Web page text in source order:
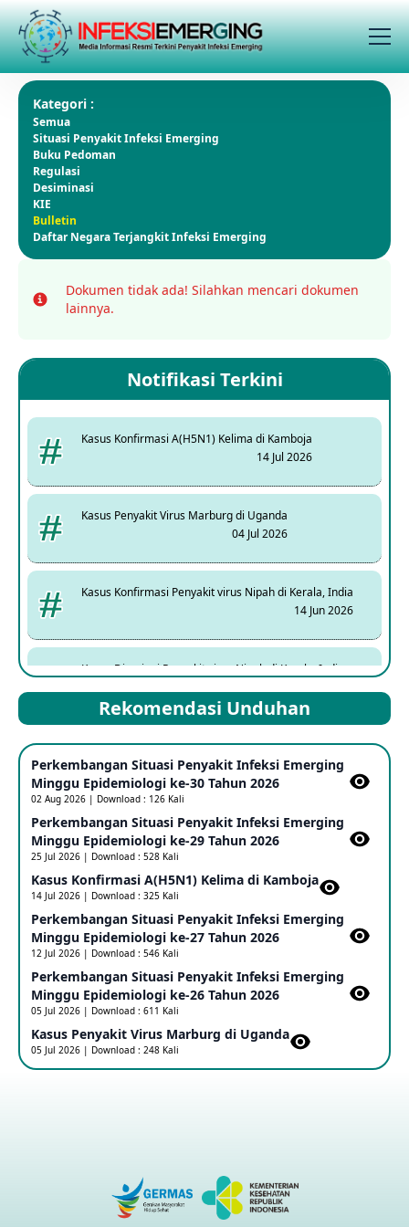
Kategori :
Semua
Situasi Penyakit Infeksi Emerging
Buku Pedoman
Regulasi
Desiminasi
KIE
Bulletin
Daftar Negara Terjangkit Infeksi Emerging
Info
Dokumen tidak ada! Silahkan mencari dokumen
lainnya.
Notifikasi Terkini
Kasus Konfirmasi A(H5N1) Kelima di Kamboja
14 Jul 2026
Kasus Penyakit Virus Marburg di Uganda
04 Jul 2026
Kasus Konfirmasi Penyakit virus Nipah di Kerala, India
14 Jun 2026
Kasus Dicurigai Penyakit virus Nipah di Kerala, India
Mpox Clade 1b di Taiwan
25 May 2026
Update Informasi PHEIC Penyakit Ebola
23 May 2026
Penetapan Outbreak Penyakit Ebola di RD Kongo dan
Uganda Sebagai PHEIC
17 May 2026
Outbreak Penyakti Ebola di RD Kongo
16 May 2026
Kasus Konfirmasi A(H5NN6) di Cina
Penyakit virus Hanta di Kapal Pesiar Keberangkatan
Rekomendasi Unduhan
Perkembangan Situasi Penyakit Infeksi Emerging
Minggu Epidemiologi ke-30 Tahun 2026
02 Aug 2026 | Download : 126 Kali
Perkembangan Situasi Penyakit Infeksi Emerging
Minggu Epidemiologi ke-29 Tahun 2026
25 Jul 2026 | Download : 528 Kali
Kasus Konfirmasi A(H5N1) Kelima di Kamboja​
14 Jul 2026 | Download : 325 Kali
Perkembangan Situasi Penyakit Infeksi Emerging
Minggu Epidemiologi ke-27 Tahun 2026
12 Jul 2026 | Download : 546 Kali
Perkembangan Situasi Penyakit Infeksi Emerging
Minggu Epidemiologi ke-26 Tahun 2026
05 Jul 2026 | Download : 611 Kali
Kasus Penyakit Virus Marburg di Uganda
05 Jul 2026 | Download : 248 Kali